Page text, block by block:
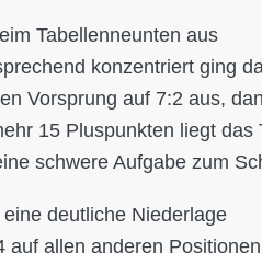
Tabellenneunten aus
konzentriert ging
Vorsprung auf 7:2 aus,
15 Pluspunkten liegt das
schwere Aufgabe zum
deutliche Niederlage
auf allen anderen